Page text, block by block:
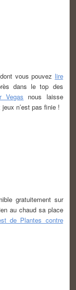
vous pouvez lire
dans le top des
Vegas nous laisse
n’est pas finie !
gratuitement sur
au chaud sa place
de Plantes contre